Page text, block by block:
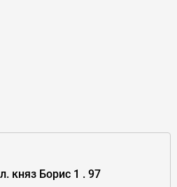
княз Борис 1 . 97